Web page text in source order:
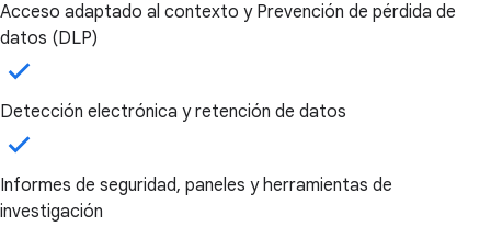
Acceso adaptado al contexto y Prevención de pérdida de
datos (DLP)
Detección electrónica y retención de datos
Informes de seguridad, paneles y herramientas de
investigación